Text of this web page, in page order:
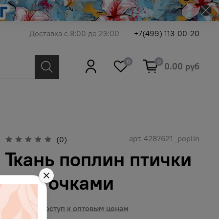
Доставка с 8:00 до 23:00 +7(499) 113-00-20
0 0 0.00 руб
(0) арт. 4287621_poplin
Ткань поплин птички
с веточками
Получить доступ к оптовым ценам